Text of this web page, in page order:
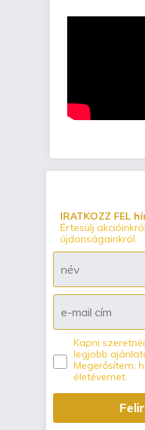
IRATKOZZ FEL
Értesülj
újdonságainkról.
Kapni
legjobb
Megerősítem,
életévemet.